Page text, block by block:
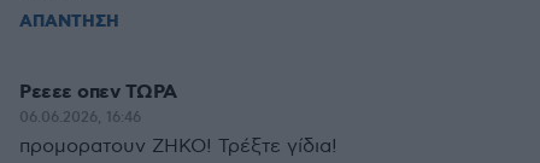
ΑΠΑΝΤΗΣΗ
Ρεεεε οπεν ΤΩΡΑ
06.06.2026, 16:46
προμορατουν ΖΗΚΟ! Τρέξτε γίδια!